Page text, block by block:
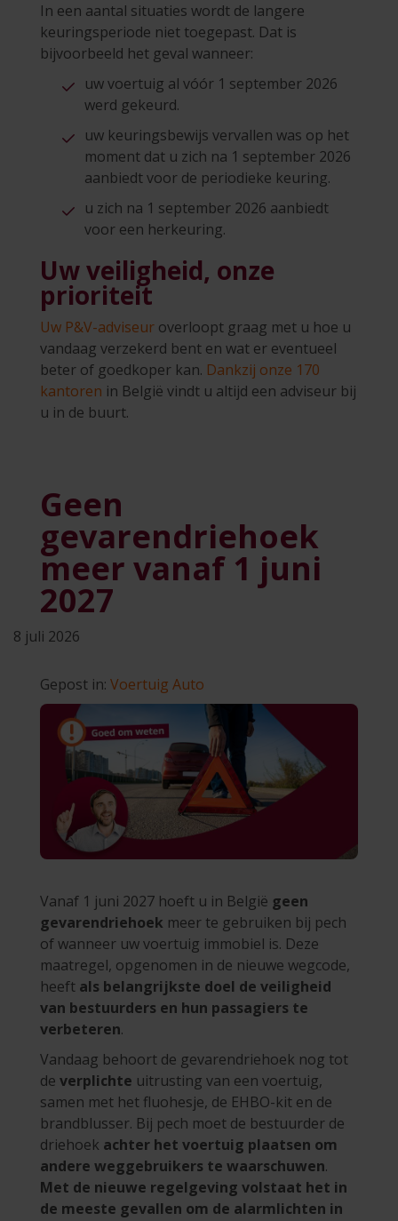
In een aantal situaties wordt de langere
keuringsperiode niet toegepast. Dat is
bijvoorbeeld het geval wanneer:
uw voertuig al vóór 1 september 2026
werd gekeurd.
uw keuringsbewijs vervallen was op het
moment dat u zich na 1 september 2026
aanbiedt voor de periodieke keuring.
u zich na 1 september 2026 aanbiedt
voor een herkeuring.
Uw veiligheid, onze
prioriteit
Uw P&V-adviseur overloopt graag met u hoe u
vandaag verzekerd bent en wat er eventueel
beter of goedkoper kan. Dankzij onze 170
kantoren in België vindt u altijd een adviseur bij
u in de buurt.
Geen
gevarendriehoek
meer vanaf 1 juni
2027
8 juli 2026
Gepost in: Voertuig Auto
Vanaf 1 juni 2027 hoeft u in België geen
gevarendriehoek meer te gebruiken bij pech
of wanneer uw voertuig immobiel is. Deze
maatregel, opgenomen in de nieuwe wegcode,
heeft als belangrijkste doel de veiligheid
van bestuurders en hun passagiers te
verbeteren.
Vandaag behoort de gevarendriehoek nog tot
de verplichte uitrusting van een voertuig,
samen met het fluohesje, de EHBO-kit en de
brandblusser. Bij pech moet de bestuurder de
driehoek achter het voertuig plaatsen om
andere weggebruikers te waarschuwen.
Met de nieuwe regelgeving volstaat het in
de meeste gevallen om de alarmlichten in